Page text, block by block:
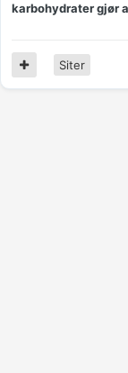
karbohydrater gjør
Siter